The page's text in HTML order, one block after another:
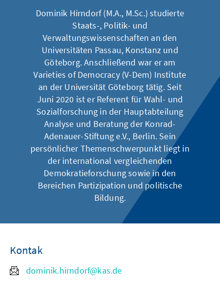
Dominik Hirndorf (M.A., M.Sc.) studierte
Staats-, Politik- und
Verwaltungswissenschaften an den
Universitäten Passau, Konstanz und
Göteborg. Anschließend war er am
Varieties of Democracy (V-Dem) Institute
an der Universität Göteborg tätig. Seit
Juni 2020 ist er Referent für Wahl- und
Sozialforschung in der Hauptabteilung
Analyse und Beratung der Konrad-
Adenauer-Stiftung e.V., Berlin. Sein
persönlicher Themenschwerpunkt liegt in
der international vergleichenden
Demokratieforschung sowie in den
Bereichen Partizipation und politische
Bildung.
Kontak
dominik.hirndorf@kas.de